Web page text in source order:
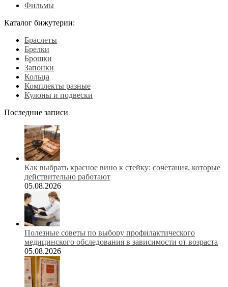
Фильмы
Каталог бижутерии:
Браслеты
Брелки
Брошки
Запонки
Кольца
Комплекты разные
Кулоны и подвески
Последние записи
Как выбрать красное вино к стейку: сочетания, которые
действительно работают
05.08.2026
Полезные советы по выбору профилактического
медицинского обследования в зависимости от возраста
05.08.2026